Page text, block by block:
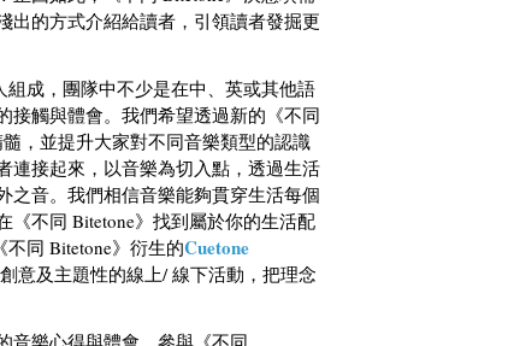
出的方式介紹給讀者，引領讀者發掘更
組成，團隊中不少是在中、英或其他語
接觸與體會。我們希望透過新的《不同
，並提升大家對不同音樂類型的認識
連接起來，以音樂為切入點，透過生活
之音。我們相信音樂能夠貫穿生活每個
不同 Bitetone》找到屬於你的生活配
同 Bitetone》衍生的Cuetone
意及主題性的線上/ 線下活動，把理念
音樂心得與體會，參與《不同